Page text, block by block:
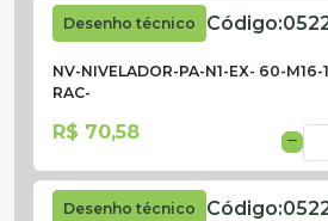
Desenho técnico Código:
NV-NIVELADOR-PA-N1-EX- 60-M16-
RAC-
R$ 70,58
Desenho técnico Código: